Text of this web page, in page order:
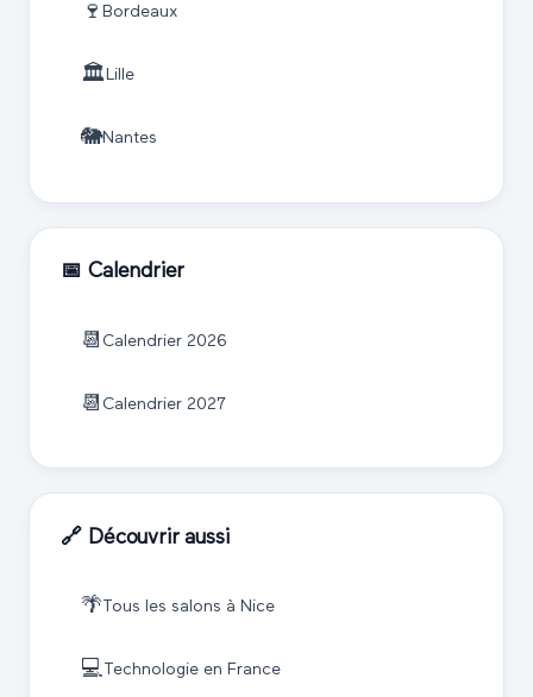
🍷 Bordeaux
🏛️ Lille
🐘Nantes
📅 Calendrier
📆 Calendrier 2026
📆 Calendrier 2027
🔗 Découvrir aussi
🌴Tous les salons à Nice
💻 Technologieen France